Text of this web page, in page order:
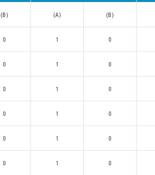
(B) (A) (B)
0 1 0
0 1 0
0 1 0
0 1 0
0 1 0
0 1 0